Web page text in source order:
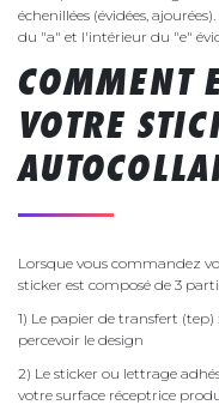
échenillées (évidées,
du "a" et l'intérieur du "e"
COMMENT
VOTRE
Lorsque vous commandez
sticker est composé de 3
1) Le papier de transfert
percevoir le design
2) Le sticker ou lettrage
votre surface réceptrice